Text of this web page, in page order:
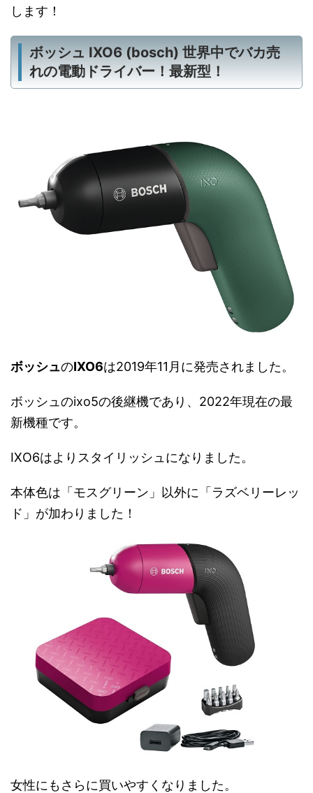
します！
ボッシュ IXO6 (bosch) 世界中でバカ売
れの電動ドライバー！最新型！
ボッシュのIXO6は2019年11月に発売されました。
ボッシュのixo5の後継機であり、2022年現在の最
新機種です。
IXO6はよりスタイリッシュになりました。
本体色は「モスグリーン」以外に「ラズベリーレッ
ド」が加わりました！
女性にもさらに買いやすくなりました。